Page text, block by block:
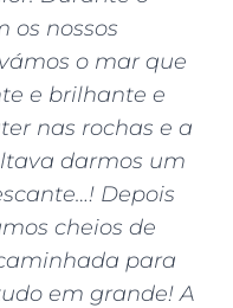
os nossos
o mar que
e brilhante e
nas rochas e a
darmos um
Depois
cheios de
para
em grande! A